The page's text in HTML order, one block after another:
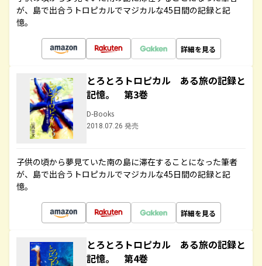
が、島で出合うトロピカルでマジカルな45日間の記録と記
憶。
詳細を見る
とろとろトロピカル ある旅の記録と
記憶。 第3巻
D-Books
2018.07.26 発売
子供の頃から夢見ていた南の島に滞在することになった筆者
が、島で出合うトロピカルでマジカルな45日間の記録と記
憶。
詳細を見る
とろとろトロピカル ある旅の記録と
記憶。 第4巻